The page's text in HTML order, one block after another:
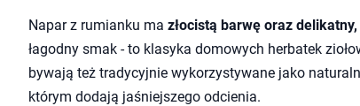
Napar z rumianku ma złocistą barwę oraz
łagodny smak - to klasyka domowych herbatek
bywają też tradycyjnie wykorzystywane jako
którym dodają jaśniejszego odcienia.